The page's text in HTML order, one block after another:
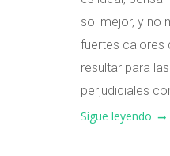
sol mejor, y no
fuertes calores
resultar para
perjudiciales
Sigue leyendo